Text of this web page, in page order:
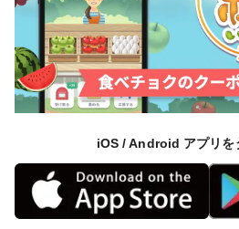
iOS / Android アプリを